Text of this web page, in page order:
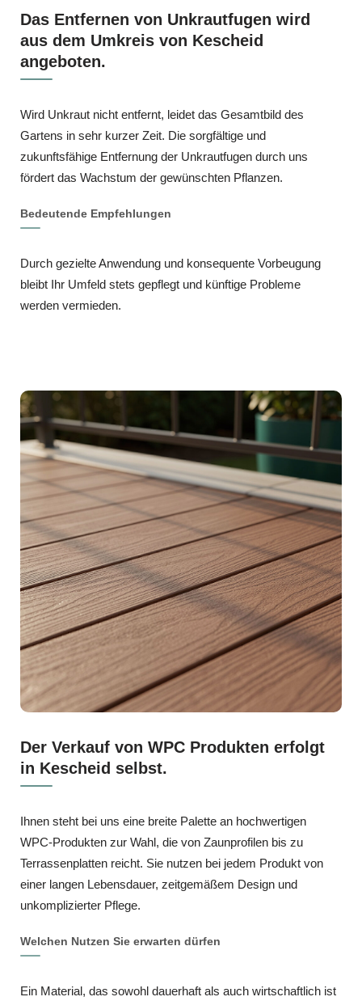
Das Entfernen von Unkrautfugen wird
aus dem Umkreis von Kescheid
angeboten.
Wird Unkraut nicht entfernt, leidet das Gesamtbild des
Gartens in sehr kurzer Zeit. Die sorgfältige und
zukunftsfähige Entfernung der Unkrautfugen durch uns
fördert das Wachstum der gewünschten Pflanzen.
Bedeutende Empfehlungen
Durch gezielte Anwendung und konsequente Vorbeugung
bleibt Ihr Umfeld stets gepflegt und künftige Probleme
werden vermieden.
Der Verkauf von WPC Produkten erfolgt
in Kescheid selbst.
Ihnen steht bei uns eine breite Palette an hochwertigen
WPC‑Produkten zur Wahl, die von Zaunprofilen bis zu
Terrassenplatten reicht. Sie nutzen bei jedem Produkt von
einer langen Lebensdauer, zeitgemäßem Design und
unkomplizierter Pflege.
Welchen Nutzen Sie erwarten dürfen
Ein Material, das sowohl dauerhaft als auch wirtschaftlich ist